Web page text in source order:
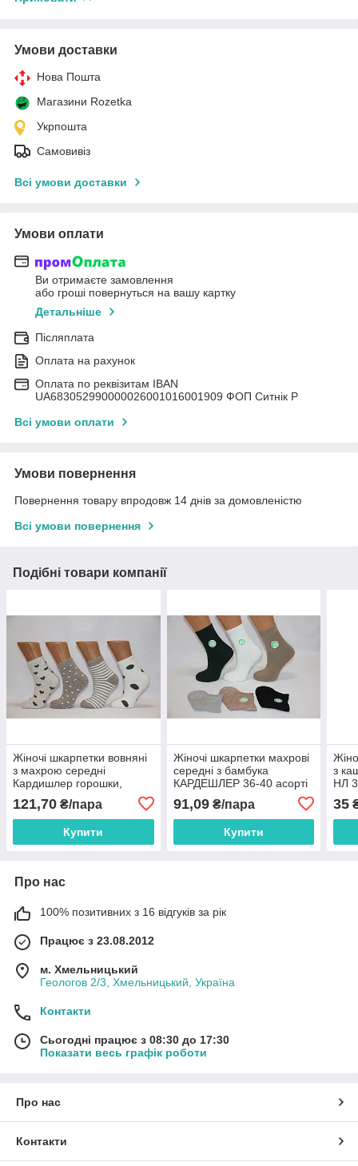
Умови доставки
Нова Пошта
Магазини Rozetka
Укрпошта
Самовивіз
Всі умови доставки
Умови оплати
Ви отримаєте замовлення
або гроші повернуться на вашу картку
Детальніше
Післяплата
Оплата на рахунок
Оплата по реквізитам IBAN
UА683052990000026001016001909 ФОП Ситнік Р
Всі умови оплати
Умови повернення
Повернення товару впродовж 14 днів за домовленістю
Всі умови повернення
Подібні товари компанії
Жіночі шкарпетки вовняні
з махрою середні
Кардишлер горошки,
121,70 ₴/пара
Купити
Жіночі шкарпетки махрові
середні з бамбука
КАРДЕШЛЕР 36-40 асорті
91,09₴/пара
Купити
з
НЛ
35
Про нас
100% позитивних з 16 відгуків за рік
Працює з 23.08.2012
м. Хмельницький
Геологов 2/3, Хмельницький, Україна
Контакти
Сьогодні працює з 08:30 до 17:30
Показати весь графік роботи
Про нас
Контакти